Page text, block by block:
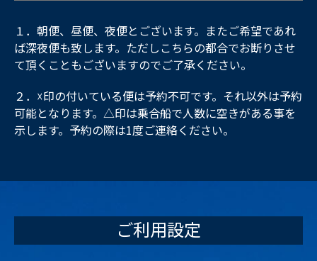
１．朝便、昼便、夜便とございます。またご希望であれ
ば深夜便も致します。ただしこちらの都合でお断りさせ
て頂くこともございますのでご了承ください。
２．☓印の付いている便は予約不可です。それ以外は予約
可能となります。△印は乗合船で人数に空きがある事を
示します。予約の際は1度ご連絡ください。
ご利用設定